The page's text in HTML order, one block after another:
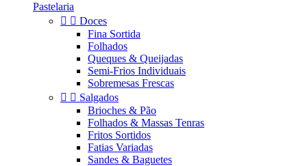
Pastelaria
  Doces
Fina Sortida
Folhados
Queques & Queijadas
Semi-Frios Individuais
Sobremesas Frescas
  Salgados
Brioches & Pão
Folhados & Massas Tenras
Fritos Sortidos
Fatias Variadas
Sandes & Baguetes